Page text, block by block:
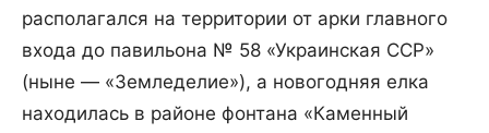
располагался на территории от арки главного
входа до павильона № 58 «Украинская ССР»
(ныне — «Земледелие»), а новогодняя елка
находилась в районе фонтана «Каменный